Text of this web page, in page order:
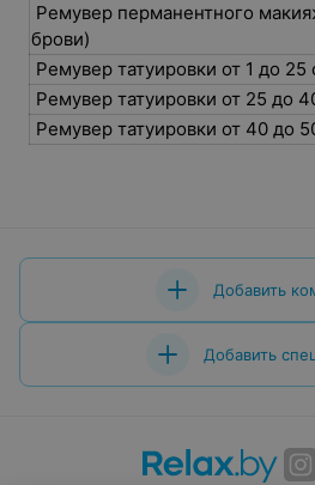
Ремувер перманентного
брови)
Ремувер татуировки от 1 до 25
Ремувер татуировки от 25 до
Ремувер татуировки от 40 до
Добавить
Добавить